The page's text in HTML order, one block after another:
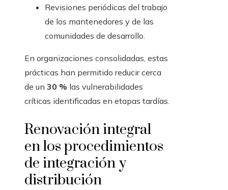
Revisiones periódicas del trabajo
de los mantenedores y de las
comunidades de desarrollo.
En organizaciones consolidadas, estas
prácticas han permitido reducir cerca
de un 30 % las vulnerabilidades
críticas identificadas en etapas tardías.
Renovación integral
en los procedimientos
de integración y
distribución